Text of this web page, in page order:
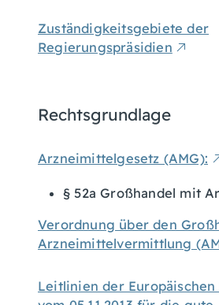
Zuständigkeitsgebiete der
Regierungspräsidien
Rechtsgrundlage
Arzneimittelgesetz (AMG):
§ 52a Großhandel mit
Verordnung über den
Arzneimittelvermittlung
Leitlinien der Europäischen